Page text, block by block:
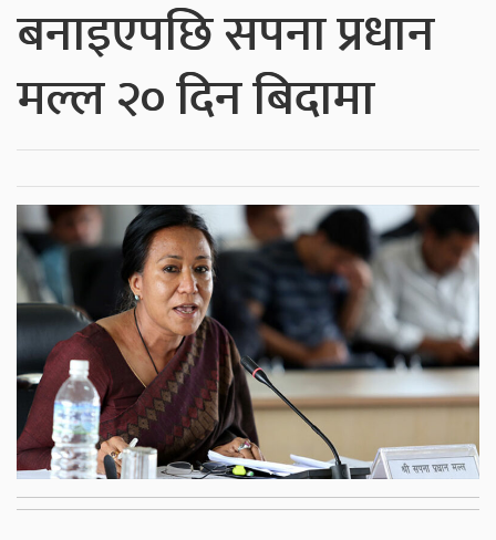
बनाइएपछि सपना प्रधान
मल्ल २० दिन बिदामा